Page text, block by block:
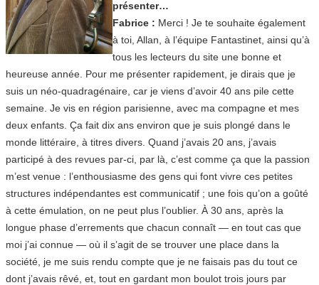
présenter…
Fabrice : Merci ! Je te souhaite également
à toi, Allan, à l’équipe Fantastinet, ainsi qu’à
tous les lecteurs du site une bonne et
heureuse année. Pour me présenter rapidement, je dirais que je
suis un néo-quadragénaire, car je viens d’avoir 40 ans pile cette
semaine. Je vis en région parisienne, avec ma compagne et mes
deux enfants. Ça fait dix ans environ que je suis plongé dans le
monde littéraire, à titres divers. Quand j’avais 20 ans, j’avais
participé à des revues par-ci, par là, c’est comme ça que la passion
m’est venue : l’enthousiasme des gens qui font vivre ces petites
structures indépendantes est communicatif ; une fois qu’on a goûté
à cette émulation, on ne peut plus l’oublier. À 30 ans, après la
longue phase d’errements que chacun connaît — en tout cas que
moi j’ai connue — où il s’agit de se trouver une place dans la
société, je me suis rendu compte que je ne faisais pas du tout ce
dont j’avais rêvé, et, tout en gardant mon boulot trois jours par